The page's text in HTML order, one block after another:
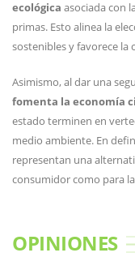
ecológica asociada con
primas. Esto alinea la
sostenibles y favorece la
Asimismo, al dar una
fomenta la economía
estado terminen en
medio ambiente. En
representan una
consumidor como para
OPINIONES